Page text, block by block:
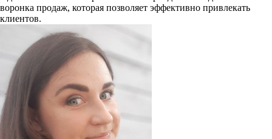
воронка продаж, которая позволяет эффективно привлекать
клиентов.